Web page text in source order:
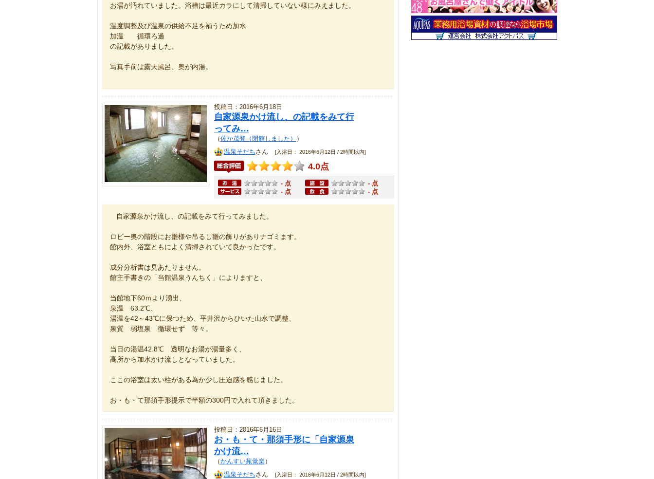
お湯が汚れていました。浴槽は最近カラにして清掃していない様にみえました。
温度調整及び温泉の供給不足を補うため加水
加温 循環ろ過
の記載がありました。
写真手前は露天風呂、奥が内湯。
投稿日：2016年6月18日
自家源泉かけ流し、の記載をみて行
ってみ…
（佐か茂登（閉館しました）
）
温泉そだちさん [入浴日： 2016年6月12日 / 2時間以内]
4.0点
- 点
- 点
- 点
- 点
自家源泉かけ流し、の記載をみて行ってみました。
ロビー奥の階段にお雛様や吊るし雛の飾りがありナゴミます。
館内外、浴室ともによく清掃されていて良かったです。
成分分析書は見あたりません。
館主手書きの「当館温泉うんちく」によりますと、
当館地下60ｍより湧出、
泉温 63.2℃、
湯温を42～43℃に保つため、平井沢からひいた山水で調整、
泉質 弱塩泉 循環せず 等々。
当日の湯温42.8℃ 透明なお湯が湯量多く、
高所から加水かけ流しとなっていました。
ここの浴室は太い柱がある為か少し圧迫感を感じました。
お・も・て那須手形提示で半額の300円で入れて頂きました。
投稿日：2016年6月16日
お・も・て・那須手形に「自家源泉
かけ流…
（かんすい苑覚楽）
温泉そだちさん [入浴日： 2016年6月12日 / 2時間以内]